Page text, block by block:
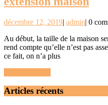
décembre 12, 2019décembre
2019
| adminadmin
| 0
Au début, la taille de la maison semble normale jusqu’à ce qu’on se
rend compte qu’elle n’est pas
ce fait, on n’a plus
Articles récents